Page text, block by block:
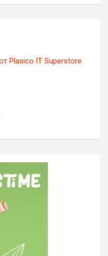
Plasico IT Superstore